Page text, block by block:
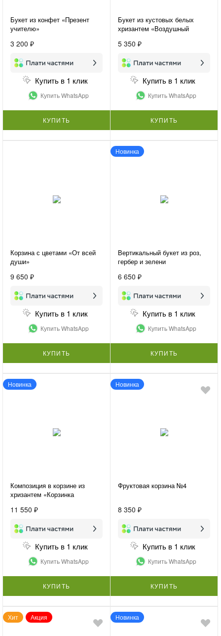
Букет из конфет «Презент
учителю»
3 200 ₽
Купить в 1 клик
Купить WhatsApp
КУПИТЬ
Букет из кустовых белых
хризантем «Воздушный
5 350 ₽
Купить в 1 клик
Купить WhatsApp
КУПИТЬ
Корзина с цветами «От всей
души»
9 650 ₽
Купить в 1 клик
Купить WhatsApp
КУПИТЬ
Новинка
Вертикальный букет из роз,
гербер и зелени
6 650 ₽
Купить в 1 клик
Купить WhatsApp
КУПИТЬ
Новинка
Композиция в корзине из
хризантем «Корзинка
11 550 ₽
Купить в 1 клик
Купить WhatsApp
КУПИТЬ
Новинка
Фруктовая корзина №4
8 350 ₽
Купить в 1 клик
Купить WhatsApp
КУПИТЬ
Хит Акция Новинка